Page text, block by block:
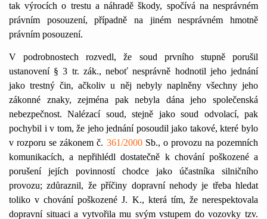
tak výrocích o trestu a náhradě škody, spočívá na nesprávném
právním posouzení, případně na jiném nesprávném hmotně
právním posouzení.
V podrobnostech rozvedl, že soud prvního stupně porušil
ustanovení § 3 tr. zák., neboť nesprávně hodnotil jeho jednání
jako trestný čin, ačkoliv u něj nebyly naplněny všechny jeho
zákonné znaky, zejména pak nebyla dána jeho společenská
nebezpečnost. Nalézací soud, stejně jako soud odvolací, pak
pochybil i v tom, že jeho jednání posoudil jako takové, které bylo
v rozporu se zákonem č. 361/2000Sb., o provozu na pozemních
komunikacích, a nepřihlédl dostatečně k chování poškozené a
porušení jejích povinností chodce jako účastníka silničního
provozu; zdůraznil, že příčiny dopravní nehody je třeba hledat
toliko v chování poškozené J. K., která tím, že nerespektovala
dopravní situaci a vytvořila mu svým vstupem do vozovky tzv.